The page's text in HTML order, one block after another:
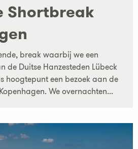
Shortbreak
break waarbij we een
de Duitse Hanzesteden Lübeck
hoogtepunt een bezoek aan de
We overnachten...